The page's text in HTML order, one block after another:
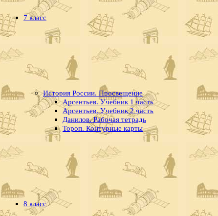
7 класс
История России. Просвещение
Арсентьев. Учебник 1 часть
Арсентьев. Учебник 2 часть
Данилов. Рабочая тетрадь
Тороп. Контурные карты
8 класс